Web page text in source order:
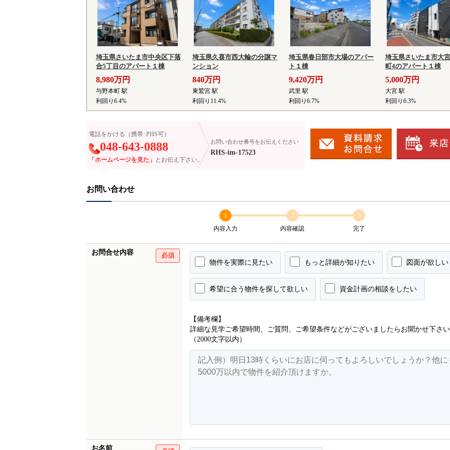
埼玉県さいたま市中央区下落
合5丁目のアパート１棟
8,980万円
与野本町 駅
利回り6.4%
埼玉県久喜市西大輪の分譲マ
ンション
840万円
東鷲宮 駅
利回り11.4%
埼玉県春日部市大場のアパー
ト１棟
9,420万円
武里 駅
利回り6.7%
埼玉県さいたま市大
町4のアパート１棟
5,000万円
大宮 駅
利回り6.3%
電話をかける（携帯･PHS可）
048-643-0888
「ホームページを見た」 とお伝え下さい。
お問い合わせ番号をお伝えください
RHS-im-17523
お問い合わせ
1
内容入力
2
内容確認
3
完了
お問合せ内容
必須
物件を実際に見たい
もっと詳細が知りたい 図面が欲しい
希望に合う物件を探して欲しい 資金計画の相談をしたい
【備考欄】
詳細な見学ご希望時間、ご質問、ご希望条件などがございましたらお聞かせ下さ
（2000文字以内）
お名前